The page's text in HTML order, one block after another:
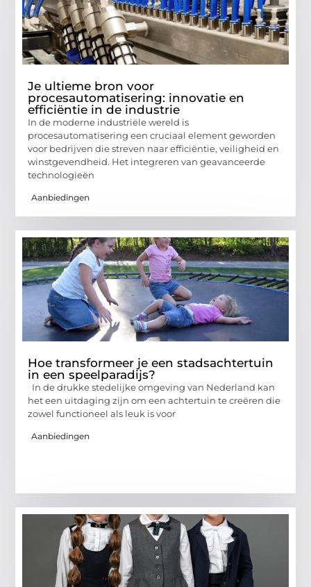
Je ultieme bron voor
procesautomatisering: innovatie en
efficiëntie in de industrie
In de moderne industriële wereld is
procesautomatisering een cruciaal element geworden
voor bedrijven die streven naar efficiëntie, veiligheid en
winstgevendheid. Het integreren van geavanceerde
technologieën
Aanbiedingen
Hoe transformeer je een stadsachtertuin
in een speelparadijs?
In de drukke stedelijke omgeving van Nederland kan
het een uitdaging zijn om een achtertuin te creëren die
zowel functioneel als leuk is voor
Aanbiedingen